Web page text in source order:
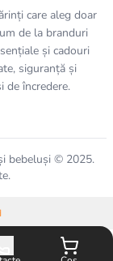
care aleg doar
de la branduri
și cadouri
siguranță și
de încredere.
bebeluși © 2025.